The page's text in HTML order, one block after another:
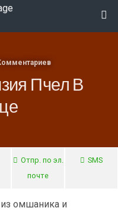
Пчел В
Отпр. по эл.
почте
SMS
омшаника и